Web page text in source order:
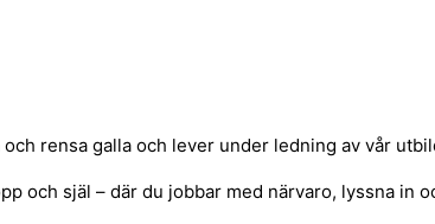
rensa galla och lever under ledning av vår
och själ – där du jobbar med närvaro, lyssna in